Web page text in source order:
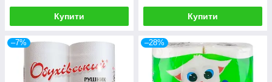
Купити Купити
–7% –28%